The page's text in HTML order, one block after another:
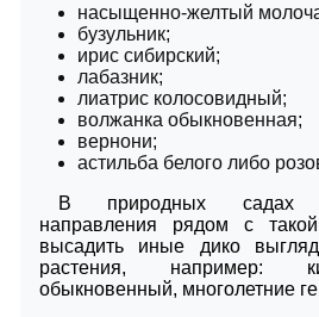
насыщенно-желтый
бузульник;
ирис сибирский;
лабазник;
лиатрис колосовидный;
волжанка обыкновенная;
вернони;
астильба белого либо
В природных садах
направления рядом с
высадить иные дико
растения, например:
обыкновенный, многолетние